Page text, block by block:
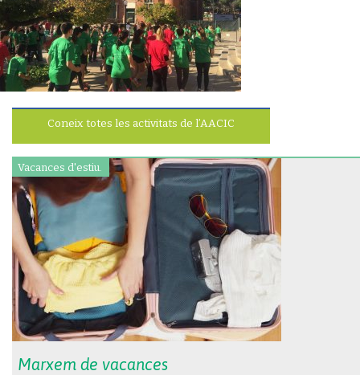
Coneix totes les activitats de l’AACIC
Vacances d'estiu.
Marxem de vacances